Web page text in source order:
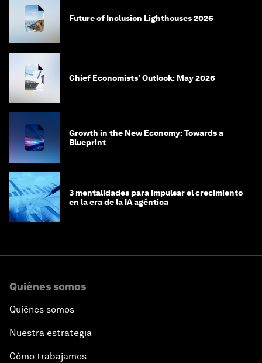
Future of Inclusion Lighthouses 2026
Chief Economists' Outlook: May 2026
Growth in the New Economy: Towards a
Blueprint
3 mentalidades para impulsar el crecimiento
en la era de la IA agéntica
Quiénes somos
Quiénes somos
Nuestra estrategia
Cómo trabajamos